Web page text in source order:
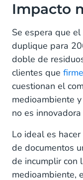
Impacto
Se espera que
duplique para
doble de
clientes que
cuestionan el
medioambiente
no es
Lo ideal es
de documentos
de incumplir con
medioambiente,